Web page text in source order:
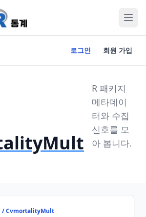
로그인 회원 가입
R 패키지
메타데이
터와 수집
신호를 모
아 봅니다.
/ CvmortalityMult